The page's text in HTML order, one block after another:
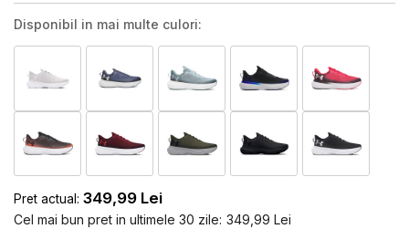
Disponibil in mai multe culori:
Pret actual: 349,99 Lei
Cel mai bun pret in ultimele 30 zile: 349,99 Lei